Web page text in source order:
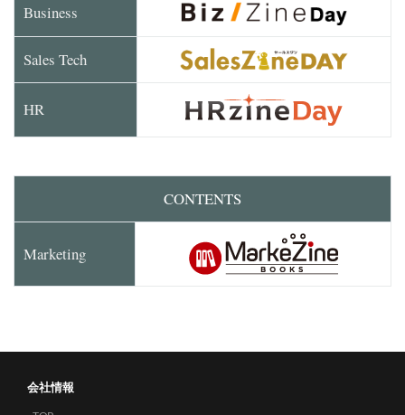
Business
Sales Tech
HR
CONTENTS
Marketing
会社情報